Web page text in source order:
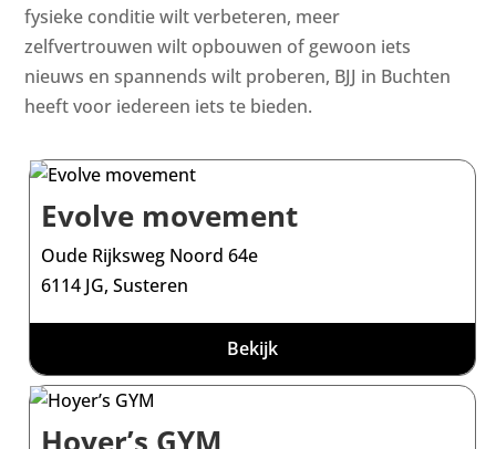
fysieke conditie wilt verbeteren, meer
zelfvertrouwen wilt opbouwen of gewoon iets
nieuws en spannends wilt proberen, BJJ in Buchten
heeft voor iedereen iets te bieden.
Evolve movement
Oude Rijksweg Noord 64e
6114 JG, Susteren
Bekijk
Hoyer’s GYM